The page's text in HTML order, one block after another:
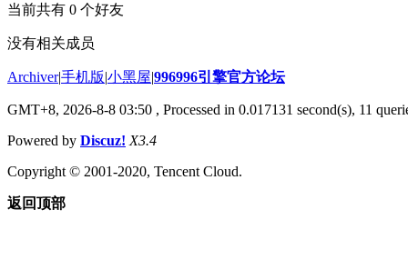
当前共有 0 个好友
没有相关成员
Archiver|手机版|小黑屋|996996引擎官方论坛
GMT+8, 2026-8-8 03:50 , Processed in 0.017131 second(s), 11
Powered by Discuz! X3.4
Copyright © 2001-2020, Tencent Cloud.
返回顶部